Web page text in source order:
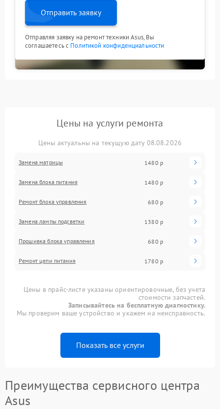
Отправить заявку
Отправляя заявку на ремонт техники Asus, Вы
соглашаетесь с Политикой конфиденциальности
Цены на услуги ремонта
Цены актуальны на текущую дату 08.08.2026
Замена матрицы 1480 р
Замена блока питания 1480 р
Ремонт блока управления 680 р
Замена лампы подсветки 1380 р
Прошивка блока управления 680 р
Ремонт цепи питания 1780 р
Цены в прайс-листе указаны ориентировочные, без учета
стоимости запчастей.
Записывайтесь на бесплатную диагностику.
Мы проверим ваше устройство и укажем на неисправность.
Показать все услуги
Преимущества сервисного центра
Asus